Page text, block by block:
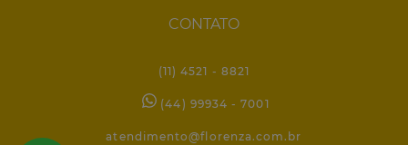
CONTATO
(11) 4521 - 8821
(44) 99934 - 7001
atendimento@florenza.com.br